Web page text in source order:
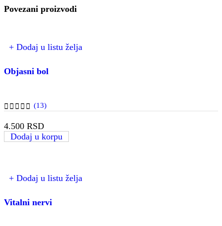
Povezani proizvodi
+ Dodaj u listu želja
Objasni bol
(13)
4.500 RSD
Dodaj u korpu
+ Dodaj u listu želja
Vitalni nervi